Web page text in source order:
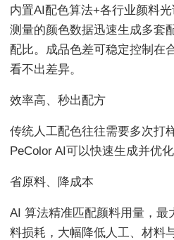
内置AI配色算法+各行业颜料
测量的颜色数据迅速生成多套
配比。成品色差可稳定控制在
看不出差异。
效率高、秒出配方
传统人工配色往往需要多次打
PeColor AI可以快速生成并优
省原料、降成本
AI 算法精准匹配颜料用量，最
料损耗，大幅降低人工、材料